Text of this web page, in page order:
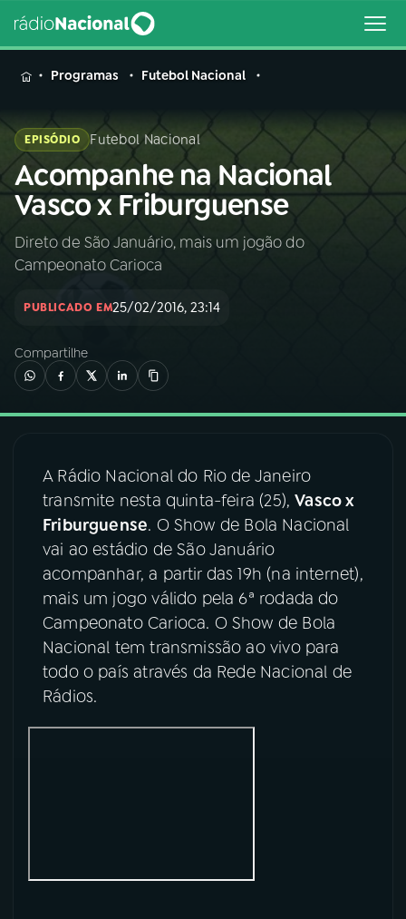
MENU
Buscar
na
Rádio
Nacional
Buscar
02A RÁDIO
04 PROGRAMAS
05PODCASTS
06VIDEOCASTS
07ÚLTIMAS
Programas Futebol Nacional
EPISÓDIO Futebol Nacional
Acompanhe na Nacional
Vasco x Friburguense
Direto de São Januário, mais um jogão do
Campeonato Carioca
PUBLICADO EM25/02/2016, 23:14
Compartilhe
A Rádio Nacional do Rio de Janeiro
transmite nesta quinta-feira (25),Vasco x
Friburguense. O Show de Bola Nacional
vai ao estádio de São Januário
acompanhar, a partir das 19h (na internet),
mais um jogo válido pela 6ª rodada do
Campeonato Carioca. O Show de Bola
Nacional tem transmissão ao vivo para
todo o país através da Rede Nacional de
Rádios.